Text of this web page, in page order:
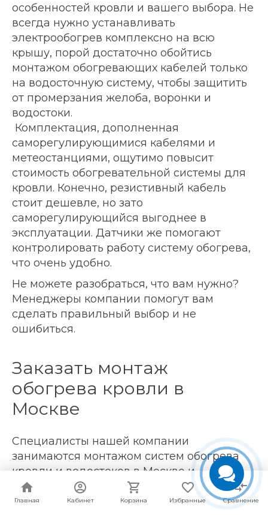
Главная Кабинет Корзина Избранные Сравнение
Главная Кабинет Корзина Избранные Сравнение
особенностей кровли и вашего выбора. Не
всегда нужно устанавливать
электрообогрев комплексно на всю
крышу, порой достаточно обойтись
монтажом обогревающих кабелей только
на водосточную систему, чтобы защитить
от промерзания желоба, воронки и
водостоки.
Комплектация, дополненная
саморегулирующимися кабелями и
метеостанциями, ощутимо повысит
стоимость обогревательной системы для
кровли. Конечно, резистивный кабель
стоит дешевле, но зато
саморегулирующийся выгоднее в
эксплуатации. Датчики же помогают
контролировать работу систему обогрева,
что очень удобно.
Не можете разобраться, что вам нужно?
Менеджеры компании помогут вам
сделать правильный выбор и не
ошибиться.
Заказать монтаж
обогрева кровли в
Москве
Специалисты нашей компании
занимаются монтажом систем обогрева
кровли и водостоков в Москве и
Московской области. Доставляем
комплектующие по всей территории